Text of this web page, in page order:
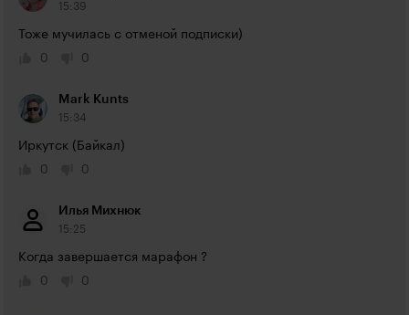
15:39
Тоже мучилась с отменой подписки)
0
0
Mark Kunts
15:34
Иркутск (Байкал)
0
0
Илья Михнюк
15:25
Когда завершается марафон ?
0
0